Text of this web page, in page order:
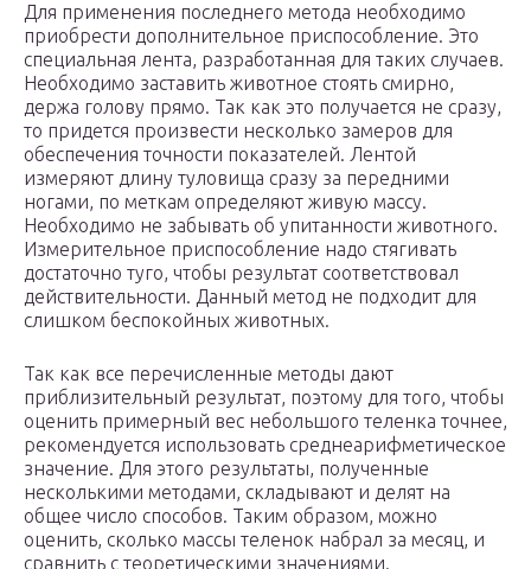
Для применения последнего метода необходимо
приобрести дополнительное приспособление. Это
специальная лента, разработанная для таких случаев.
Необходимо заставить животное стоять смирно,
держа голову прямо. Так как это получается не сразу,
то придется произвести несколько замеров для
обеспечения точности показателей. Лентой
измеряют длину туловища сразу за передними
ногами, по меткам определяют живую массу.
Необходимо не забывать об упитанности животного.
Измерительное приспособление надо стягивать
достаточно туго, чтобы результат соответствовал
действительности. Данный метод не подходит для
слишком беспокойных животных.
Так как все перечисленные методы дают
приблизительный результат, поэтому для того, чтобы
оценить примерный вес небольшого теленка точнее,
рекомендуется использовать среднеарифметическое
значение. Для этого результаты, полученные
несколькими методами, складывают и делят на
общее число способов. Таким образом, можно
оценить, сколько массы теленок набрал за месяц, и
сравнить с теоретическими значениями.